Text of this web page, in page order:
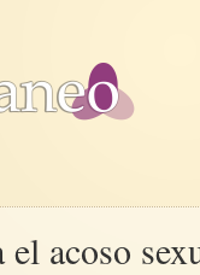
acoso